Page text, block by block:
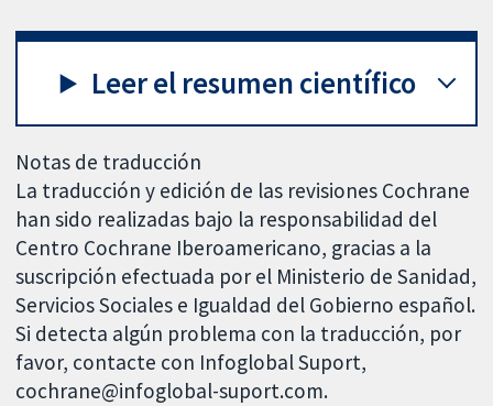
Leer el resumen científico
Notas de traducción
La traducción y edición de las revisiones Cochrane
han sido realizadas bajo la responsabilidad del
Centro Cochrane Iberoamericano, gracias a la
suscripción efectuada por el Ministerio de Sanidad,
Servicios Sociales e Igualdad del Gobierno español.
Si detecta algún problema con la traducción, por
favor, contacte con Infoglobal Suport,
cochrane@infoglobal-suport.com.